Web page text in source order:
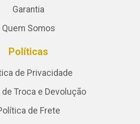
Garantia
Quem Somos
Políticas
de Privacidade
Troca e Devolução
de Frete